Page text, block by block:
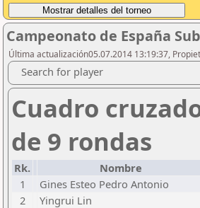
Campeonato de España
Última actualización05.07.2014 13:19:37,
Search for player
Cuadro
de 9 rondas
Rk. Nombre
1
Gines Esteo Pedro Antonio
2
Yingrui Lin